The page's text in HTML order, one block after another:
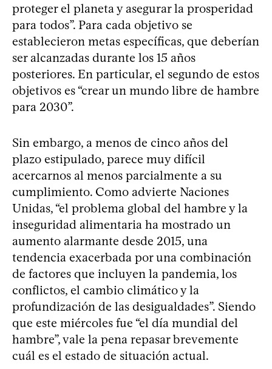
proteger el planeta y asegurar la prosperidad
para todos”. Para cada objetivo se
establecieron metas específicas, que deberían
ser alcanzadas durante los 15 años
posteriores. En particular, el segundo de estos
objetivos es “crear un mundo libre de hambre
para 2030”.
Sin embargo, a menos de cinco años del
plazo estipulado, parece muy difícil
acercarnos al menos parcialmente a su
cumplimiento. Como advierte Naciones
Unidas, “el problema global del hambre y la
inseguridad alimentaria ha mostrado un
aumento alarmante desde 2015, una
tendencia exacerbada por una combinación
de factores que incluyen la pandemia, los
conflictos, el cambio climático y la
profundización de las desigualdades”. Siendo
que este miércoles fue “el día mundial del
hambre”, vale la pena repasar brevemente
cuál es el estado de situación actual.